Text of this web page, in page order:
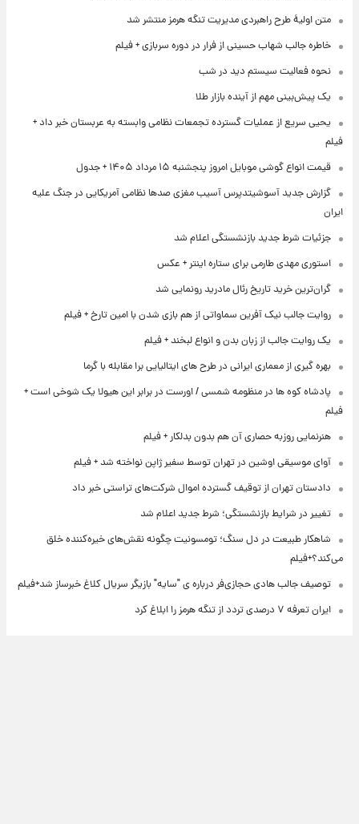
متن اولیۀ طرح راهبردی مدیریت تنگه هرمز منتشر شد
خاطره جالب شهاب حسینی از فرار در دوره سربازی + فیلم
نحوه فعالیت سیستم دید در شب
یک پیش‌بینی مهم از آینده بازار طلا
یحیی سریع از عملیات گسترده تجمعات نظامی وابسته به عربستان خبر داد +
فیلم
قیمت انواع گوشی موبایل امروز پنجشنبه ۱۵ مرداد ۱۴۰۵ + جدول
گزارش جدید آسوشیتدپرس آسیب مغزی صدها نظامی آمریکایی در جنگ علیه
ایران
جزئیات شرط جدید بازنشستگی اعلام شد
استوری مهدی طارمی برای ستاره اینتر + عکس
گران‌ترین خرید تاریخ رئال مادرید رونمایی شد
روایت جالب نیک آفرین سماواتی از هم بازی شدن با امین تارخ + فیلم
یک روایت جالب از زبان بدن و انواع لبخند + فیلم
بهره گیری از معماری ایرانی در طرح های ایتالیایی برا مقابله با گرما
پادشاه کوه ها در منظومه شمسی / اورست در برابر این هیولا یک شوخی است +
فیلم
هنرنمایی روزبه حصاری آن هم بدون بدلکار + فیلم
آوای موسیقی اوشین در تهران توسط سفیر ژاپن نواخته شد + فیلم
دادستان تهران از توقیف گسترده اموال شرکت‌های تراستی خبر داد
تغییر در شرایط بازنشستگی؛ شرط جدید اعلام شد
شاهکار طبیعت در دل سنگ؛ تومسونیت چگونه نقش‌های خیره‌کننده خلق
می‌کند؟+فیلم
توصیف جالب هادی حجازی‌فر درباره ی "سایه" بازیگر سریال کلاغ خبرساز شد+فیلم
ایران تعرفه ۷ درصدی تردد از تنگه هرمز را ابلاغ کرد